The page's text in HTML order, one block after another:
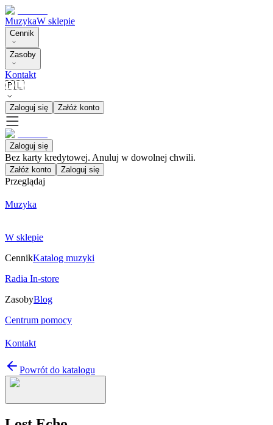
MuzykaW sklepie
Cennik
Zasoby
Kontakt
🇵🇱
Zaloguj się Załóż konto
Zaloguj się
Bez karty kredytowej. Anuluj w dowolnej chwili.
Załóż konto Zaloguj się
Przeglądaj
Muzyka
W sklepie
CennikKatalog muzyki
Radia In-store
ZasobyBlog
Centrum pomocy
Kontakt
Powrót do katalogu